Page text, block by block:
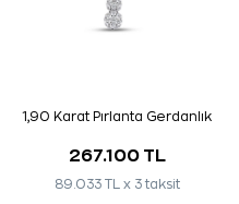
1,90 Karat Pırlanta Gerdanlık
267.100 TL
89.033 TL x 3 taksit